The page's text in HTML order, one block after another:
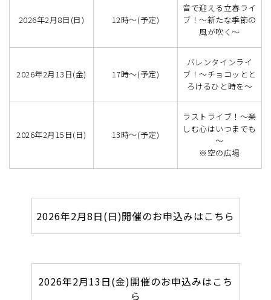
2026年2月8日(日) 12時～(予定)
音で迎える立春ライ
ブ！～新たな季節の
風が吹く～
2026年2月13日(金) 17時～(予定)
バレンタインライ
ブ！～チョコッとと
ろけるひと時を～
2026年2月15日(日) 13時～(予定)
ラストライブ！～楽
しむ心はいつまでも
～
※空の広場
2026年2月8日(日)開催のお申込みはこちら
2026年2月13日(金)開催のお申込みはこち
ら